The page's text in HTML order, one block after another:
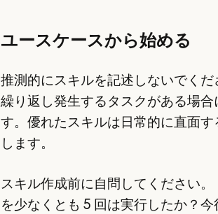
ユースケースから始める
推測的にスキルを記述しないでく
繰り返し発生するタスクがある場
す。優れたスキルは日常的に直面
します。
スキル作成前に自問してください
を少なくとも 5 回は実行したか？